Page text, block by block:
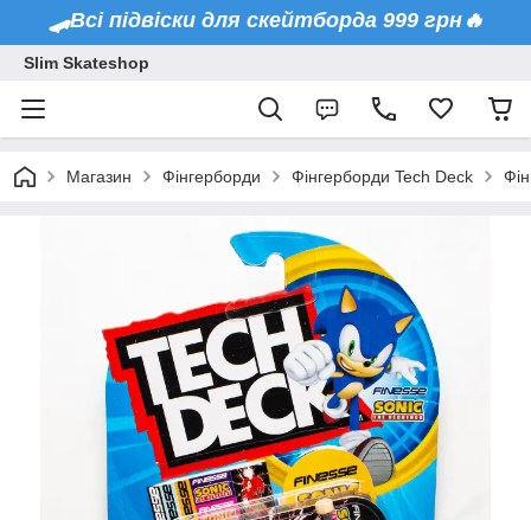
🛹Всі підвіски для скейтборда 999 грн🔥
Slim Skateshop
Магазин Фінгерборди Фінгерборди Tech Deck